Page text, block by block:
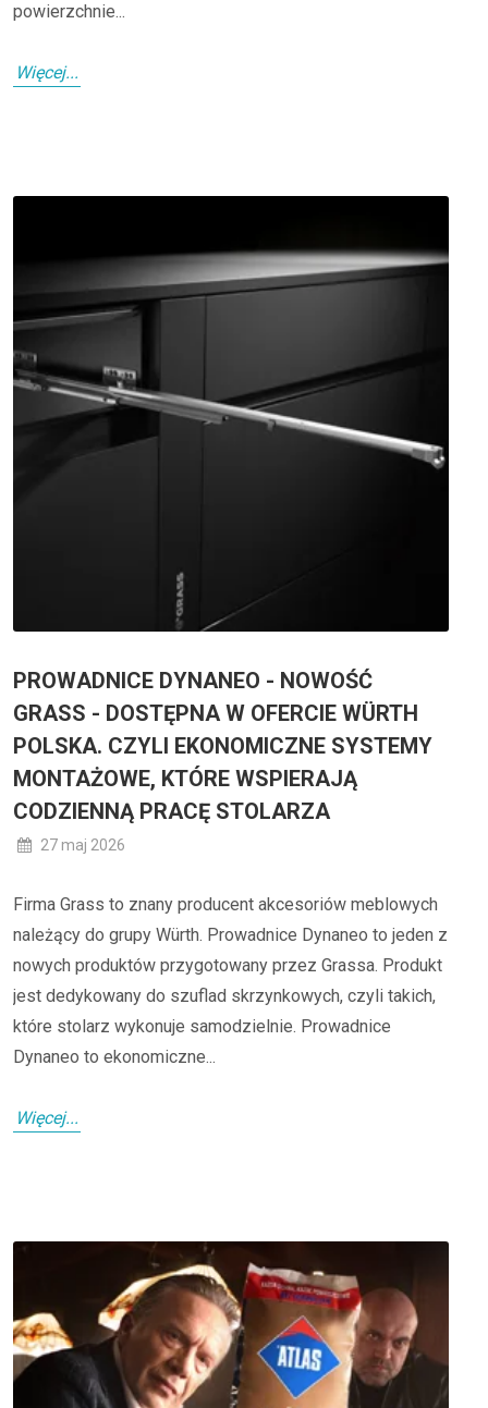
powierzchnie...
Więcej...
PROWADNICE DYNANEO - NOWOŚĆ
GRASS - DOSTĘPNA W OFERCIE WÜRTH
POLSKA. CZYLI EKONOMICZNE SYSTEMY
MONTAŻOWE, KTÓRE WSPIERAJĄ
CODZIENNĄ PRACĘ STOLARZA
27 maj 2026
Firma Grass to znany producent akcesoriów meblowych
należący do grupy Würth. Prowadnice Dynaneo to jeden z
nowych produktów przygotowany przez Grassa. Produkt
jest dedykowany do szuflad skrzynkowych, czyli takich,
które stolarz wykonuje samodzielnie. Prowadnice
Dynaneo to ekonomiczne...
Więcej...